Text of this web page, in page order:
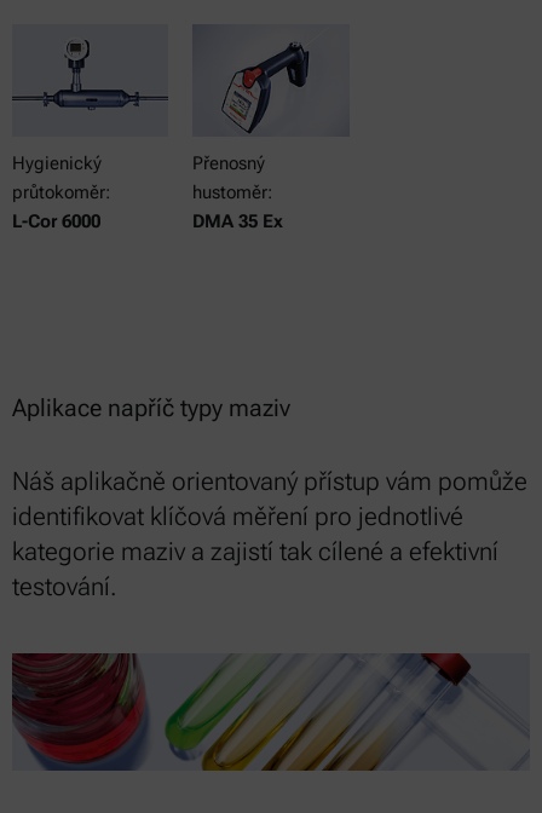
Hygienický
průtokoměr:
L-Cor 6000
Přenosný
hustoměr:
DMA 35 Ex
Aplikace napříč typy maziv
Náš aplikačně orientovaný přístup vám pomůže
identifikovat klíčová měření pro jednotlivé
kategorie maziv a zajistí tak cílené a efektivní
testování.